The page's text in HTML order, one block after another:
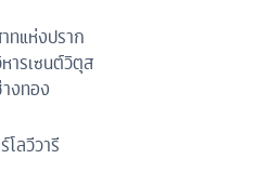
ทแห่งปราก
ารเซนต์วิตุส
งทอง
โลวีวารี